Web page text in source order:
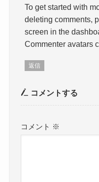
To get started with
deleting comments,
screen in the
Commenter avatars
返信
コメントする
コメント ※